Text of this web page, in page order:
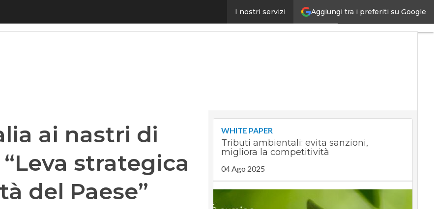
Aggiungi tra i preferiti su Google
I nostri servizi
ai nastri di partenza. Missori: “Leva strategica per la competitività del Paese”Ultimi
articoli
Digitale
economy
Videointerviste
Le
Guide di
ai nastri di
strategica
del Paese”
WHITE PAPER
Tributi ambientali: evita sanzioni,
migliora la competitività
04 Ago 2025